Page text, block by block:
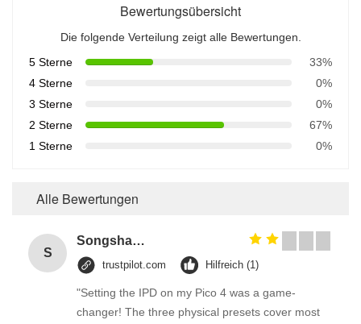
Bewertungsübersicht
Die folgende Verteilung zeigt alle Bewertungen.
5 Sterne
33%
4 Sterne
0%
3 Sterne
0%
2 Sterne
67%
1 Sterne
0%
Alle Bewertungen
S
Songshang
trustpilot.com Hilfreich (1)
"Setting the IPD on my Pico 4 was a game-
changer! The three physical presets cover most